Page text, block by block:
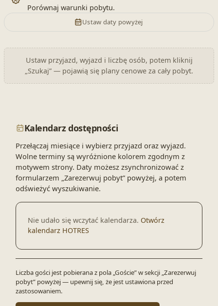
Porównaj warunki pobytu.
Ustaw daty powyżej
Ustaw przyjazd, wyjazd i liczbę osób, potem kliknij
„Szukaj” — pojawią się plany cenowe za cały pobyt.
Kalendarz dostępności
Przełączaj miesiące i wybierz przyjazd oraz wyjazd.
Wolne terminy są wyróżnione kolorem zgodnym z
motywem strony. Daty możesz zsynchronizować z
formularzem „Zarezerwuj pobyt” powyżej, a potem
odświeżyć wyszukiwanie.
Nie udało się wczytać kalendarza. Otwórz
kalendarz HOTRES
Liczba gości jest pobierana z pola „Goście” w sekcji „Zarezerwuj
pobyt” powyżej — upewnij się, że jest ustawiona przed
zastosowaniem.